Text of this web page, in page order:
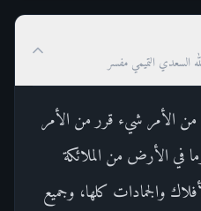
السعدي التميمي مفسر
الأمر شيء قرر من الأمر
في الأرض من الملائكة
والجمادات كلها، وجميع